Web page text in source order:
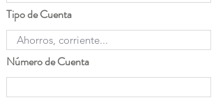
Tipo de Cuenta
Número de Cuenta